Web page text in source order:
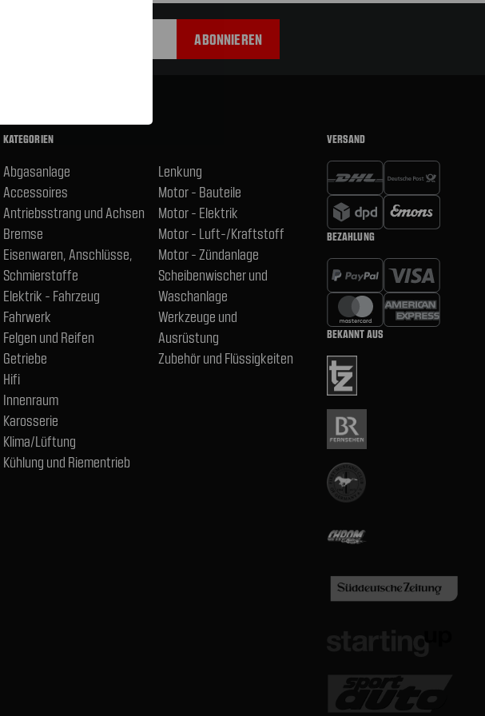
KATEGORIEN
Abgasanlage
Accessoires
Antriebsstrang und Achsen
Bremse
Eisenwaren, Anschlüsse,
Schmierstoffe
Elektrik - Fahrzeug
Fahrwerk
Felgen und Reifen
Getriebe
Hifi
Innenraum
Karosserie
Klima/Lüftung
Kühlung und Riementrieb
Lenkung
Motor - Bauteile
Motor - Elektrik
Motor - Luft-/Kraftstoff
Motor - Zündanlage
Scheibenwischer und
Waschanlage
Werkzeuge und
Ausrüstung
Zubehör und Flüssigkeiten
VERSAND
BEZAHLUNG
BEKANNT AUS